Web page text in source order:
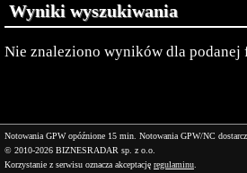
Wyniki wyszukiwania
Nie znaleziono wyników dla podanej
Notowania GPW opóźnione 15 min. Notowania GPW/NC
© 2010-2026 BIZNESRADAR sp. z o.o.
Korzystanie z serwisu oznacza akceptację regulaminu